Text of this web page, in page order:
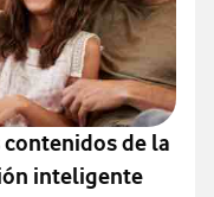
de la
inteligente